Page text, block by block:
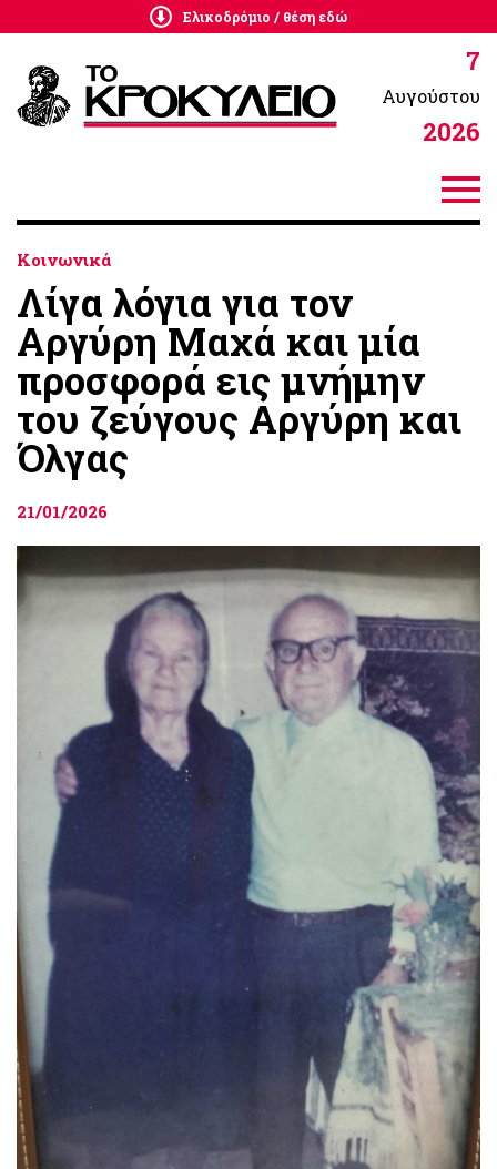
7
Αυγούστου
2026
Ελικοδρόμιο / θέση εδώ
Κοινωνικά
Λίγα λόγια για τον
Αργύρη Μαχά και μία
προσφορά εις μνήμην
του ζεύγους Αργύρη και
Όλγας
21/01/2026